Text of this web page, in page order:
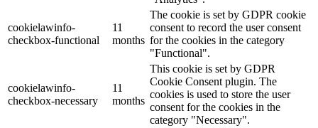
cookielawinfo-
checkbox-functional
11
months
The cookie is set by GDPR cookie
consent to record the user consent
for the cookies in the category
"Functional".
cookielawinfo-
checkbox-necessary
11
months
This cookie is set by GDPR
Cookie Consent plugin. The
cookies is used to store the user
consent for the cookies in the
category "Necessary".